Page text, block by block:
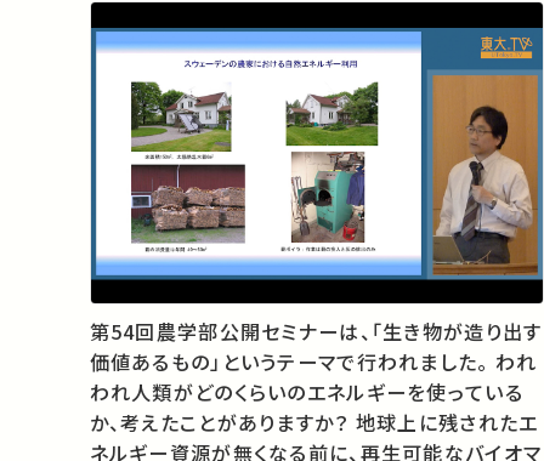
第54回農学部公開セミナーは、「生き物が造り出す
価値あるもの」というテーマで行われました。 われ
われ人類がどのくらいのエネルギーを使っている
か、考えたことがありますか？ 地球上に残されたエ
ネルギー資源が無くなる前に、再生可能なバイオマ